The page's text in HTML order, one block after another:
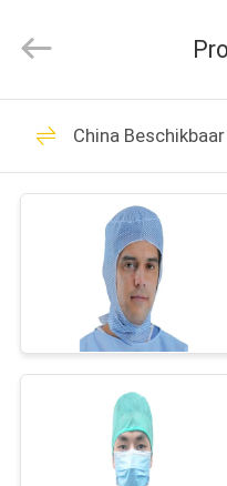
HUIS
PRODUCTEN
ONGEVEER
FABRIEKSREIS
PRODUCTS
CO.,LTD(WUHAN
Rights
China